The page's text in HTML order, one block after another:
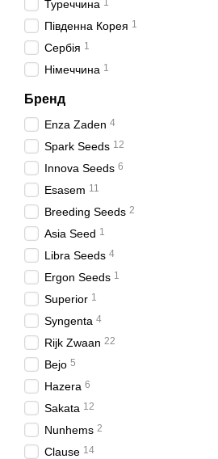
Туреччина 1
Південна Корея 1
Сербія 1
Німеччина 1
Бренд
Enza Zaden 4
Spark Seeds 12
Innova Seeds 6
Esasem 11
Breeding Seeds 2
Asia Seed 1
Libra Seeds 4
Ergon Seeds 1
Superior 1
Syngenta 4
Rijk Zwaan 22
Bejo 5
Hazera 6
Sakata 12
Nunhems 2
Clause 14